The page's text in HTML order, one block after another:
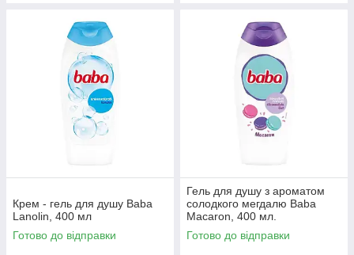
Крем - гель для душу Baba
Lanolin, 400 мл
Готово до відправки
Гель для душу з ароматом
солодкого мегдалю Baba
Macaron, 400 мл.
Готово до відправки